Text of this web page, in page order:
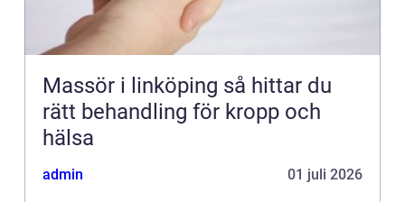
Massör i linköping så hittar du
rätt behandling för kropp och
hälsa
admin 01 juli 2026